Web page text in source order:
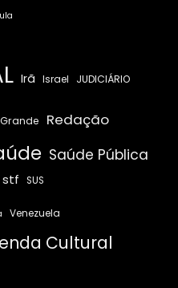
Irã Israel JUDICIÁRIO
Redação
Saúde Pública
stf SUS
Venezuela
Cultural